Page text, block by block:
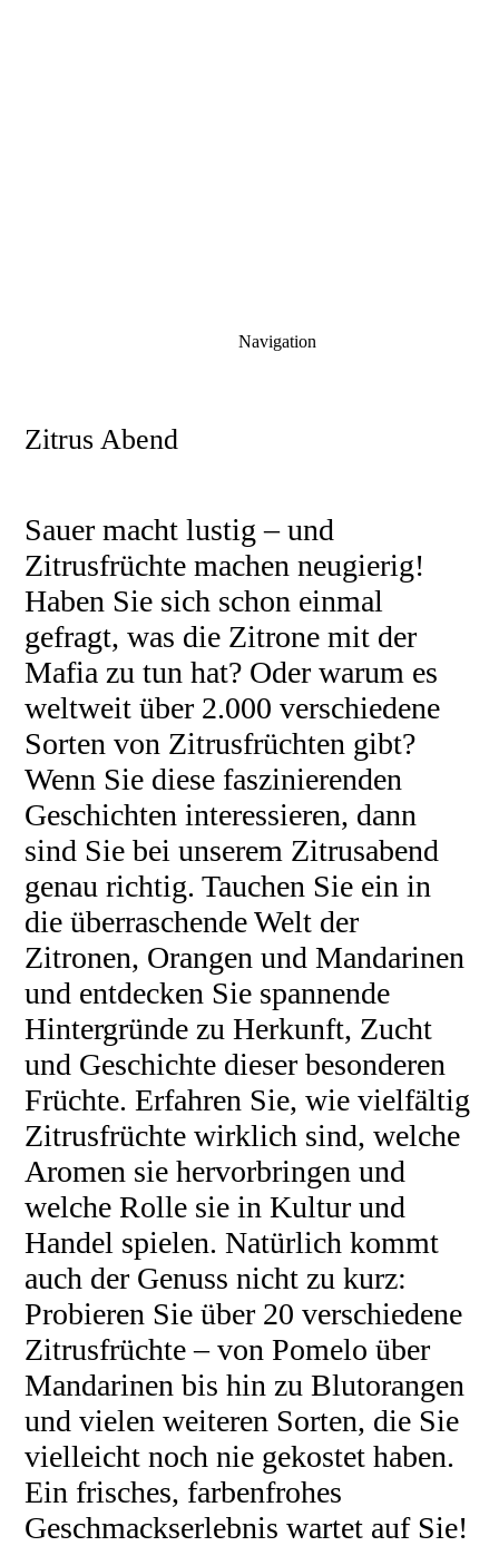
Navigation
Zitrus Abend
Sauer macht lustig – und
Zitrusfrüchte machen neugierig!
Haben Sie sich schon einmal
gefragt, was die Zitrone mit der
Mafia zu tun hat? Oder warum es
weltweit über 2.000 verschiedene
Sorten von Zitrusfrüchten gibt?
Wenn Sie diese faszinierenden
Geschichten interessieren, dann
sind Sie bei unserem Zitrusabend
genau richtig. Tauchen Sie ein in
die überraschende Welt der
Zitronen, Orangen und Mandarinen
und entdecken Sie spannende
Hintergründe zu Herkunft, Zucht
und Geschichte dieser besonderen
Früchte. Erfahren Sie, wie vielfältig
Zitrusfrüchte wirklich sind, welche
Aromen sie hervorbringen und
welche Rolle sie in Kultur und
Handel spielen. Natürlich kommt
auch der Genuss nicht zu kurz:
Probieren Sie über 20 verschiedene
Zitrusfrüchte – von Pomelo über
Mandarinen bis hin zu Blutorangen
und vielen weiteren Sorten, die Sie
vielleicht noch nie gekostet haben.
Ein frisches, farbenfrohes
Geschmackserlebnis wartet auf Sie!